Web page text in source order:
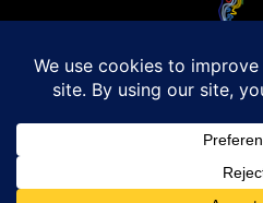
O Futebol Latino sabe que a alegria do
é bem mais do que Brasil, Argentina e
Peruano, com a mesma seriedade e